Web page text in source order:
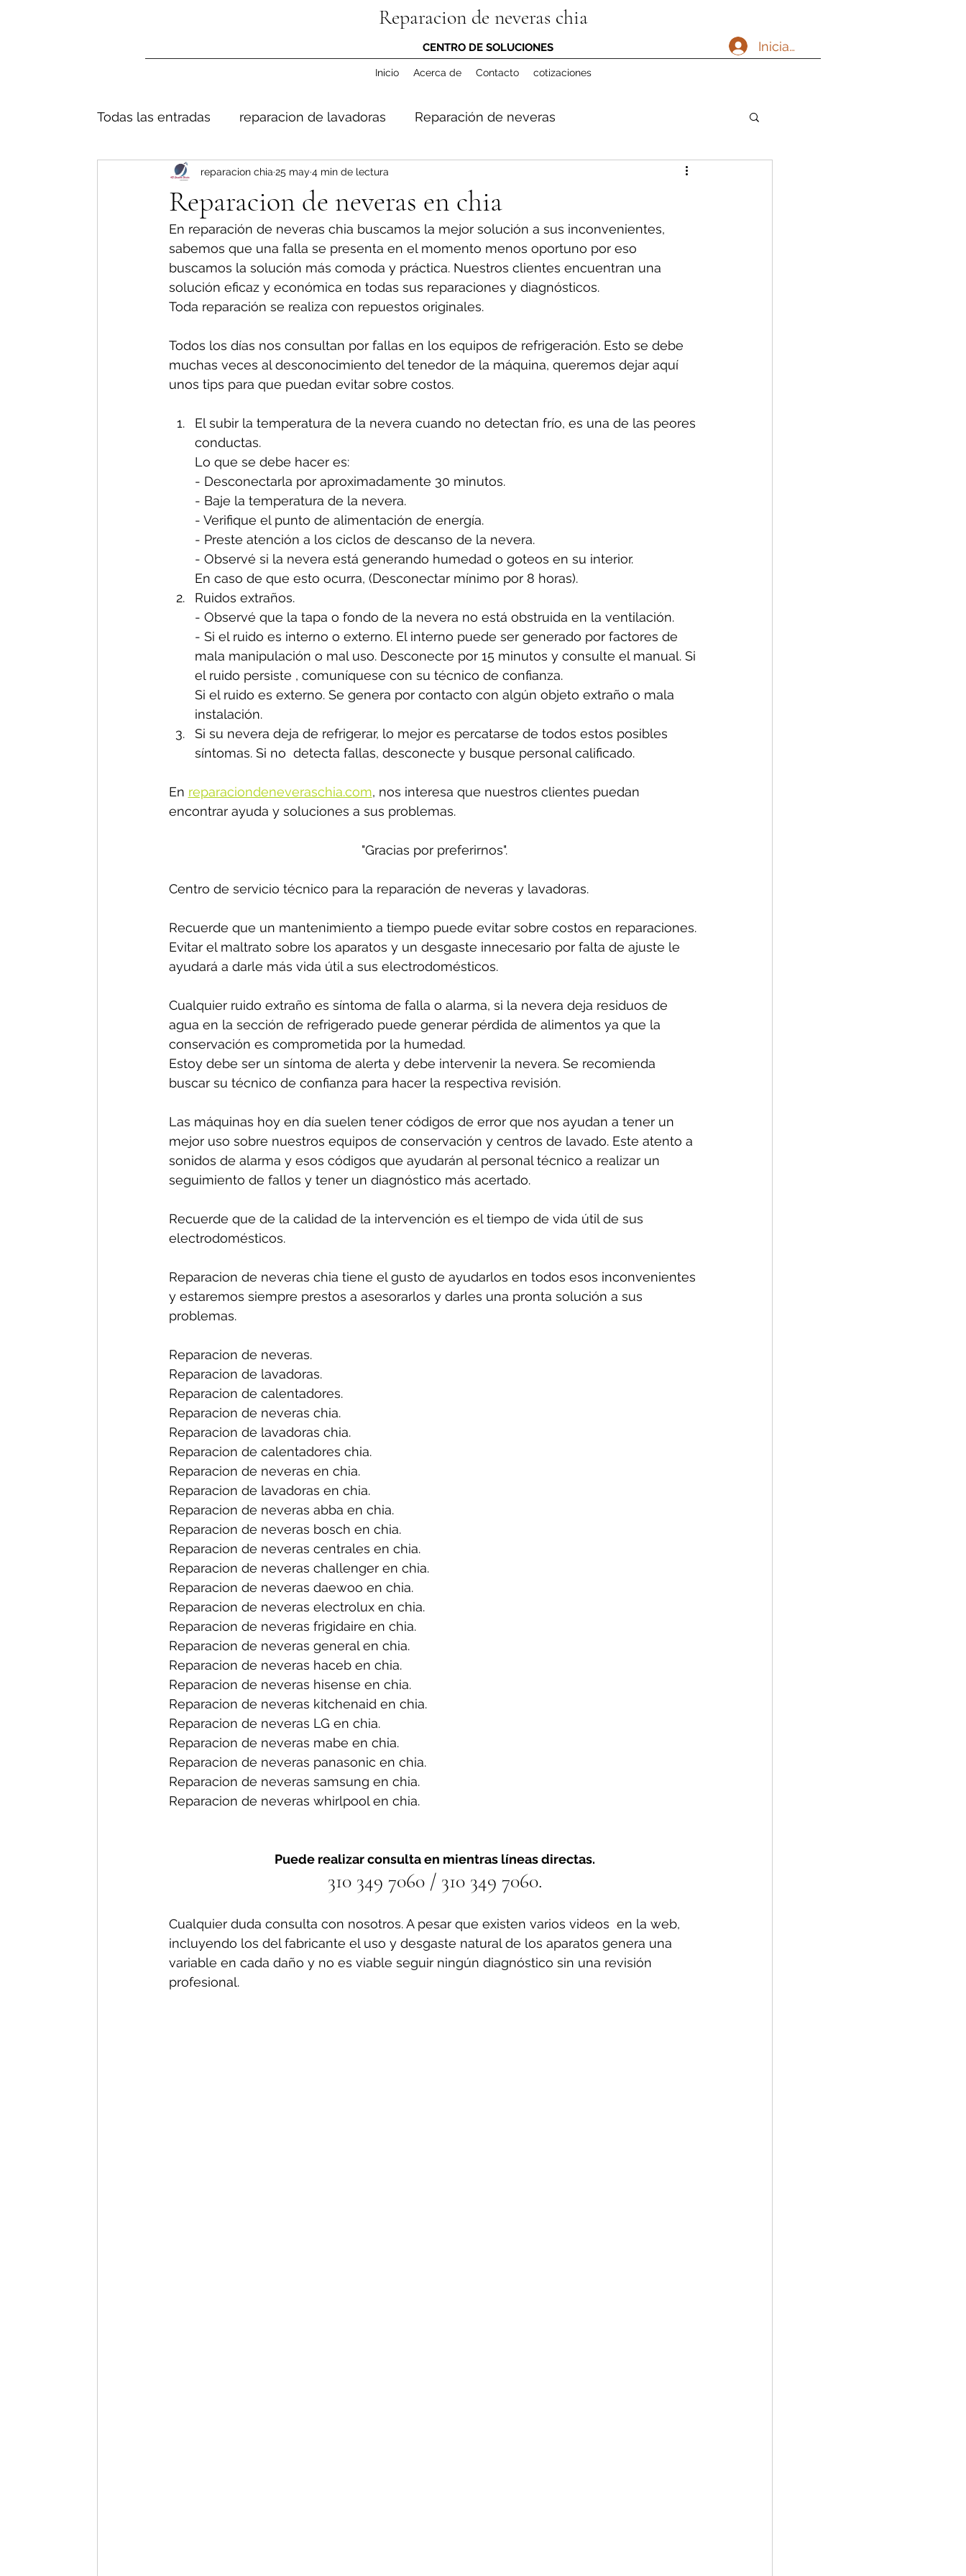
Reparacion de neveras chia
CENTRO DE SOLUCIONES Iniciar sesión
Inicio Acerca de Contacto cotizaciones
Todas las entradas reparacion de lavadoras Reparación de neveras
Reparacion de neveras en chia
reparacion chia 25 may 4 min de lectura
En reparación de neveras chia buscamos la mejor solución a sus inconvenientes,
sabemos que una falla se presenta en el momento menos oportuno por eso
buscamos la solución más comoda y práctica. Nuestros clientes encuentran una
solución eficaz y económica en todas sus reparaciones y diagnósticos.
Toda reparación se realiza con repuestos originales.
Todos los días nos consultan por fallas en los equipos de refrigeración. Esto se debe
muchas veces al desconocimiento del tenedor de la máquina, queremos dejar aquí
unos tips para que puedan evitar sobre costos.
El subir la temperatura de la nevera cuando no detectan frío, es una de las peores
conductas.
Lo que se debe hacer es:
- Desconectarla por aproximadamente 30 minutos.
- Baje la temperatura de la nevera.
- Verifique el punto de alimentación de energía.
- Preste atención a los ciclos de descanso de la nevera.
- Observé si la nevera está generando humedad o goteos en su interior.
En caso de que esto ocurra, (Desconectar mínimo por 8 horas).
Ruidos extraños.
- Observé que la tapa o fondo de la nevera no está obstruida en la ventilación.
- Si el ruido es interno o externo. El interno puede ser generado por factores de
mala manipulación o mal uso. Desconecte por 15 minutos y consulte el manual. Si
el ruido persiste , comuníquese con su técnico de confianza.
Si el ruido es externo. Se genera por contacto con algún objeto extraño o mala
instalación.
Si su nevera deja de refrigerar, lo mejor es percatarse de todos estos posibles
síntomas. Si no  detecta fallas, desconecte y busque personal calificado.
En reparaciondeneveraschia.com, nos interesa que nuestros clientes puedan
encontrar ayuda y soluciones a sus problemas.
"Gracias por preferirnos".
Centro de servicio técnico para la reparación de neveras y lavadoras.
Recuerde que un mantenimiento a tiempo puede evitar sobre costos en reparaciones.
Evitar el maltrato sobre los aparatos y un desgaste innecesario por falta de ajuste le
ayudará a darle más vida útil a sus electrodomésticos.
Cualquier ruido extraño es síntoma de falla o alarma, si la nevera deja residuos de
agua en la sección de refrigerado puede generar pérdida de alimentos ya que la
conservación es comprometida por la humedad.
Estoy debe ser un síntoma de alerta y debe intervenir la nevera. Se recomienda
buscar su técnico de confianza para hacer la respectiva revisión.
Las máquinas hoy en día suelen tener códigos de error que nos ayudan a tener un
mejor uso sobre nuestros equipos de conservación y centros de lavado. Este atento a
sonidos de alarma y esos códigos que ayudarán al personal técnico a realizar un
seguimiento de fallos y tener un diagnóstico más acertado.
Recuerde que de la calidad de la intervención es el tiempo de vida útil de sus
electrodomésticos.
Reparacion de neveras chia tiene el gusto de ayudarlos en todos esos inconvenientes
y estaremos siempre prestos a asesorarlos y darles una pronta solución a sus
problemas.
Reparacion de neveras.
Reparacion de lavadoras.
Reparacion de calentadores.
Reparacion de neveras chia.
Reparacion de lavadoras chia.
Reparacion de calentadores chia.
Reparacion de neveras en chia.
Reparacion de lavadoras en chia.
Reparacion de neveras abba en chia.
Reparacion de neveras bosch en chia.
Reparacion de neveras centrales en chia.
Reparacion de neveras challenger en chia.
Reparacion de neveras daewoo en chia.
Reparacion de neveras electrolux en chia.
Reparacion de neveras frigidaire en chia.
Reparacion de neveras general en chia.
Reparacion de neveras haceb en chia.
Reparacion de neveras hisense en chia.
Reparacion de neveras kitchenaid en chia.
Reparacion de neveras LG en chia.
Reparacion de neveras mabe en chia.
Reparacion de neveras panasonic en chia.
Reparacion de neveras samsung en chia.
Reparacion de neveras whirlpool en chia.
Puede realizar consulta en mientras líneas directas.
310 349 7060 / 310 349 7060.
Cualquier duda consulta con nosotros. A pesar que existen varios videos  en la web,
incluyendo los del fabricante el uso y desgaste natural de los aparatos genera una
variable en cada daño y no es viable seguir ningún diagnóstico sin una revisión
profesional.